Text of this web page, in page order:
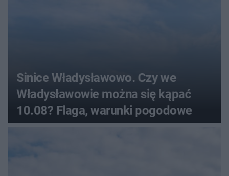
Sinice Władysławowo. Czy we
Władysławowie można się kąpać
10.08? Flaga, warunki pogodowe